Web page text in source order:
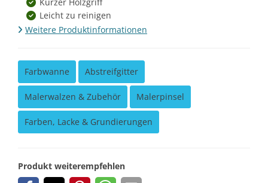
Leicht zu reinigen
Weitere Produktinformationen
Farbwanne Abstreifgitter
Malerwalzen & Zubehör Malerpinsel
Farben, Lacke & Grundierungen
Produkt weiterempfehlen